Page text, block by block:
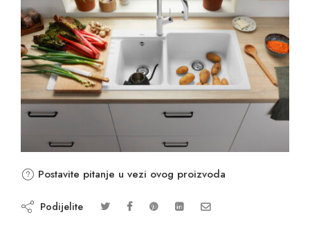
Postavite pitanje u vezi ovog proizvoda
Podijelite